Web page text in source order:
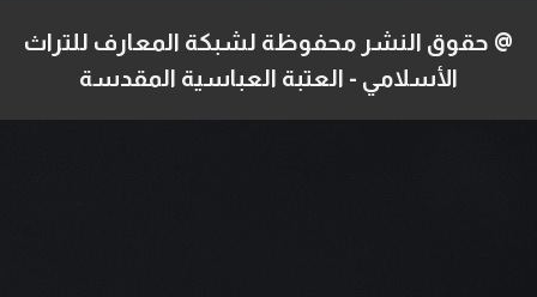
@ حقوق النشر محفوظة لشبكة المعارف للتراث
الأسلامي - العتبة العباسية المقدسة